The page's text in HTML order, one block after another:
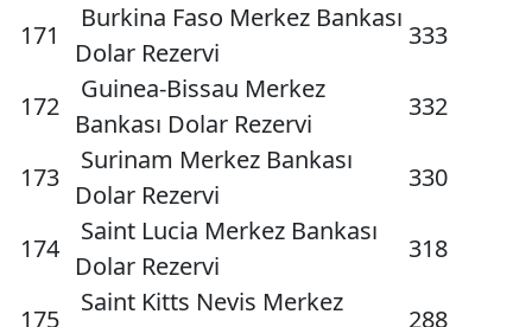
171
Burkina Faso Merkez Bankası
Dolar Rezervi
333
172
Guinea-Bissau Merkez
Bankası Dolar Rezervi
332
173
Surinam Merkez Bankası
Dolar Rezervi
330
174
Saint Lucia Merkez Bankası
Dolar Rezervi
318
175
Saint Kitts Nevis Merkez
288